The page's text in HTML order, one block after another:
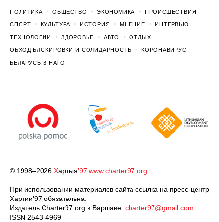
ПОЛИТИКА ОБЩЕСТВО ЭКОНОМИКА ПРОИСШЕСТВИЯ
СПОРТ КУЛЬТУРА ИСТОРИЯ МНЕНИЕ ИНТЕРВЬЮ
ТЕХНОЛОГИИ ЗДОРОВЬЕ АВТО ОТДЫХ
ОБХОД БЛОКИРОВКИ И СОЛИДАРНОСТЬ КОРОНАВИРУС
БЕЛАРУСЬ В НАТО
© 1998–2026 Хартыя’97 www.charter97.org
При использовании материалов сайта ссылка на пресс-центр
Хартии'97 обязательна.
Издатель Charter97.org в Варшаве: charter97@gmail.com
ISSN 2543-4969